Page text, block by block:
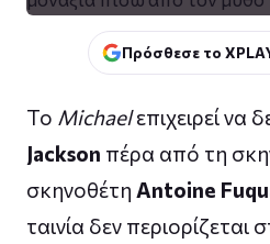
Πρόσθεσε το
Το Michaelεπιχειρεί να
Jackson πέρα από τη
σκηνοθέτη Antoine
ταινία δεν περιορίζεται